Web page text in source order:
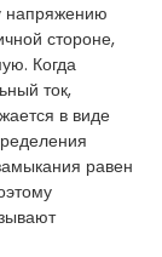
напряжению
стороне,
Когда
ток,
в виде
равен